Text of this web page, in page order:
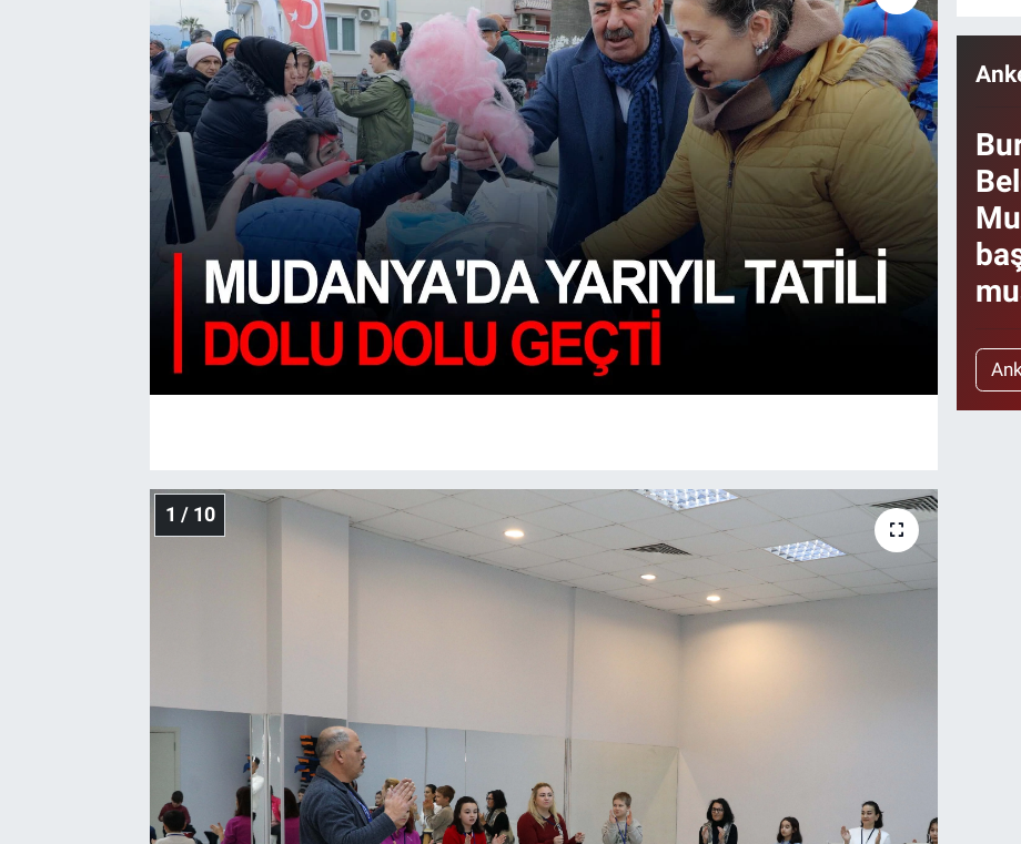
1 / 10